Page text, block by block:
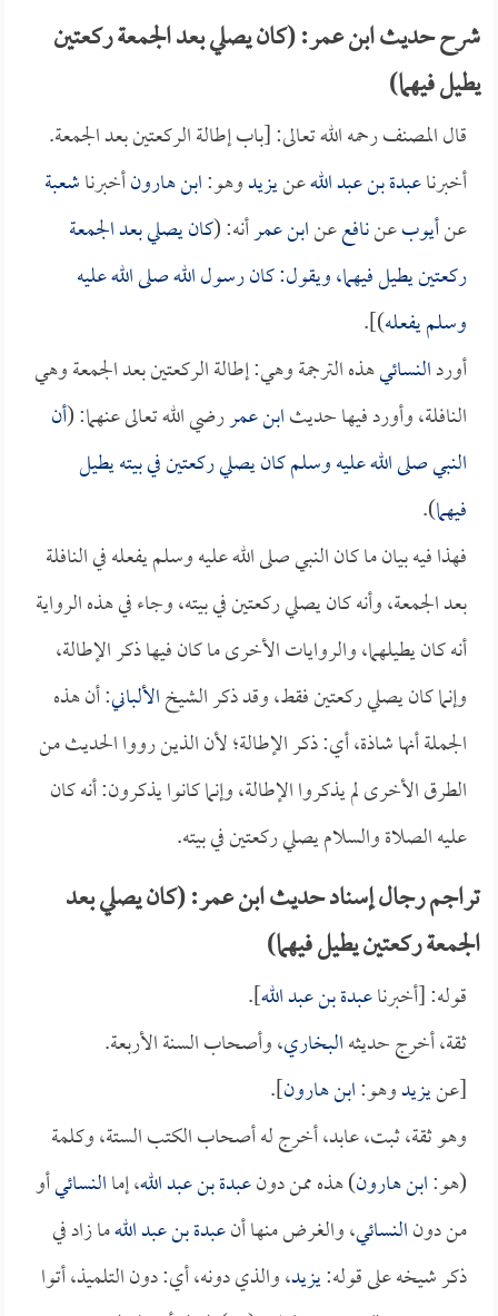
شرح حديث ابن عمر: (كان يصلي بعد الجمعة ركعتين
يطيل فيهما)
قال المصنف رحمه الله تعالى: [باب إطالة الركعتين بعد الجمعة.
أخبرناعبدة بن عبد اللهعنيزيدوهو:ابن هارونأخبرناشعبة
عنأيوبعننافععنابن عمرأنه: (كان يصلي بعد الجمعة
ركعتين يطيل فيهما، ويقول: كان رسول الله صلى الله عليه
وسلم يفعله)].
أوردالنسائيهذه الترجمة وهي: إطالة الركعتين بعد الجمعة وهي
النافلة، وأورد فيها حديثابن عمررضي الله تعالى عنهما: (أن
النبي صلى الله عليه وسلم كان يصلي ركعتين في بيته يطيل
فيهما).
فهذا فيه بيان ما كان النبي صلى الله عليه وسلم يفعله في النافلة
بعد الجمعة، وأنه كان يصلي ركعتين في بيته، وجاء في هذه الرواية
أنه كان يطيلهما، والروايات الأخرى ما كان فيها ذكر الإطالة،
وإنما كان يصلي ركعتين فقط، وقد ذكر الشيخالألباني: أن هذه
الجملة أنها شاذة، أي: ذكر الإطالة؛ لأن الذين رووا الحديث من
الطرق الأخرى لم يذكروا الإطالة، وإنما كانوا يذكرون: أنه كان
عليه الصلاة والسلام يصلي ركعتين في بيته.
تراجم رجال إسناد حديث ابن عمر: (كان يصلي بعد
الجمعة ركعتين يطيل فيهما)
قوله: [أخبرناعبدة بن عبد الله].
ثقة، أخرج حديثهالبخاري، وأصحاب السنة الأربعة.
[عنيزيدوهو:ابن هارون].
وهو ثقة، ثبت، عابد، أخرج له أصحاب الكتب الستة، وكلمة
(هو:ابن هارون) هذه ممن دونعبدة بن عبد الله، إماالنسائيأو
من دونالنسائي، والغرض منها أنعبدة بن عبد اللهما زاد في
ذكر شيخه على قوله:يزيد، والذي دونه، أي: دون التلميذ، أتوا